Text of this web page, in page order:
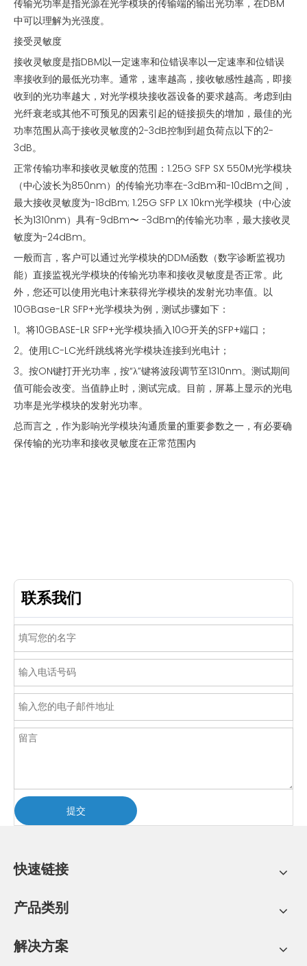
传输光功率是指光源在光学模块的传输端的输出光功率，在DBM
中可以理解为光强度。
接受灵敏度
接收灵敏度是指DBM以一定速率和位错误率以一定速率和位错误
率接收到的最低光功率。通常，速率越高，接收敏感性越高，即接
收到的光功率越大，对光学模块接收器设备的要求越高。考虑到由
光纤衰老或其他不可预见的因素引起的链接损失的增加，最佳的光
功率范围从高于接收灵敏度的2-3dB控制到超负荷点以下的2-
3dB。
正常传输功率和接收灵敏度的范围：1.25G SFP SX 550M光学模块
（中心波长为850nm）的传输光功率在-3dBm和-10dBm之间，
最大接收灵敏度为-18dBm; 1.25G SFP LX 10km光学模块（中心波
长为1310nm）具有-9dBm〜 -3dBm的传输光功率，最大接收灵
敏度为-24dBm。
一般而言，客户可以通过光学模块的DDM函数（数字诊断监视功
能）直接监视光学模块的传输光功率和接收灵敏度是否正常。此
外，您还可以使用光电计来获得光学模块的发射光功率值。以
10GBase-LR SFP+光学模块为例，测试步骤如下：
1。将10GBASE-LR SFP+光学模块插入10G开关的SFP+端口；
2。使用LC-LC光纤跳线将光学模块连接到光电计；
3。按ON键打开光功率，按“λ”键将波段调节至1310nm。测试期间
值可能会改变。当值静止时，测试完成。目前，屏幕上显示的光电
功率是光学模块的发射光功率。
总而言之，作为影响光学模块沟通质量的重要参数之一，有必要确
保传输的光功率和接收灵敏度在正常范围内
联系我们
提交
快速链接
产品类别
解决方案